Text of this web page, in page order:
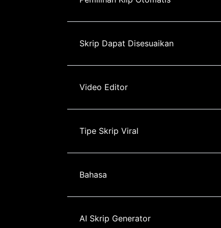
Skrip Dapat Disesuaikan
Video Editor
Tipe Skrip Viral
Bahasa
AI Skrip Generator